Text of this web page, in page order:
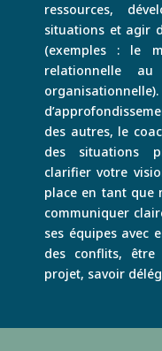
ressources,
situations et agir
(exemples : le
relationnelle
des autres, le
des situations
clarifier votre
place en tant que
communiquer
ses équipes avec
des conflits, être
projet, savoir